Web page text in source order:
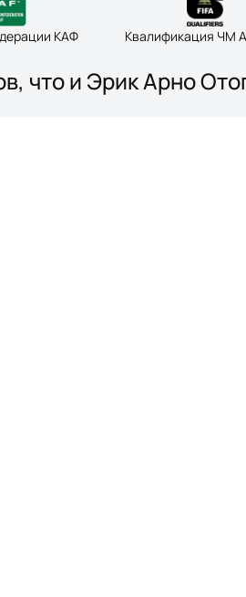
КАФ Квалификация ЧМ
что и Эрик Арно